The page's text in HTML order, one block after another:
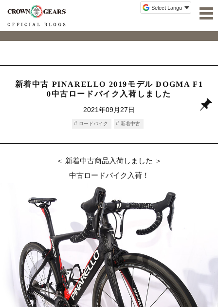
新着中古 PINARELLO 2019モデル DOGMA F1
0中古ロードバイク入荷しました
2021年09月27日
ロードバイク 新着中古
＜ 新着中古商品入荷しました ＞
中古ロードバイク入荷！